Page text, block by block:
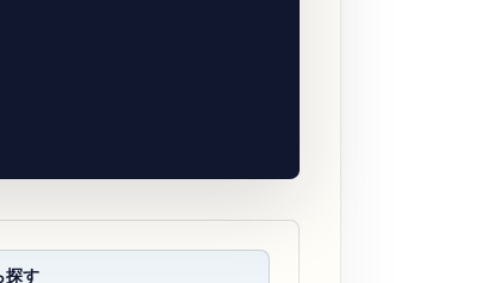
探す